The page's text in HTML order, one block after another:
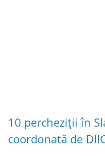
10 percheziții în
coordonată de